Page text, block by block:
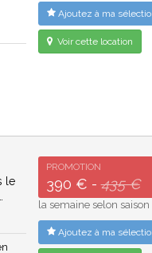
Ajoutez à ma
Voir cette location
le
PROMOTION
390 € -435 €
la semaine selon saison
Ajoutez à ma